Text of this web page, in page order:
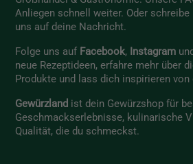
Anliegen schnell weiter. Oder
uns auf deine Nachricht.
Folge uns auf Facebook, Instagram und
neue Rezeptideen, erfahre mehr über
Produkte und lass dich inspirieren
Gewürzland ist dein Gewürzshop für
Geschmackserlebnisse, kulinarische
Qualität, die du schmeckst.